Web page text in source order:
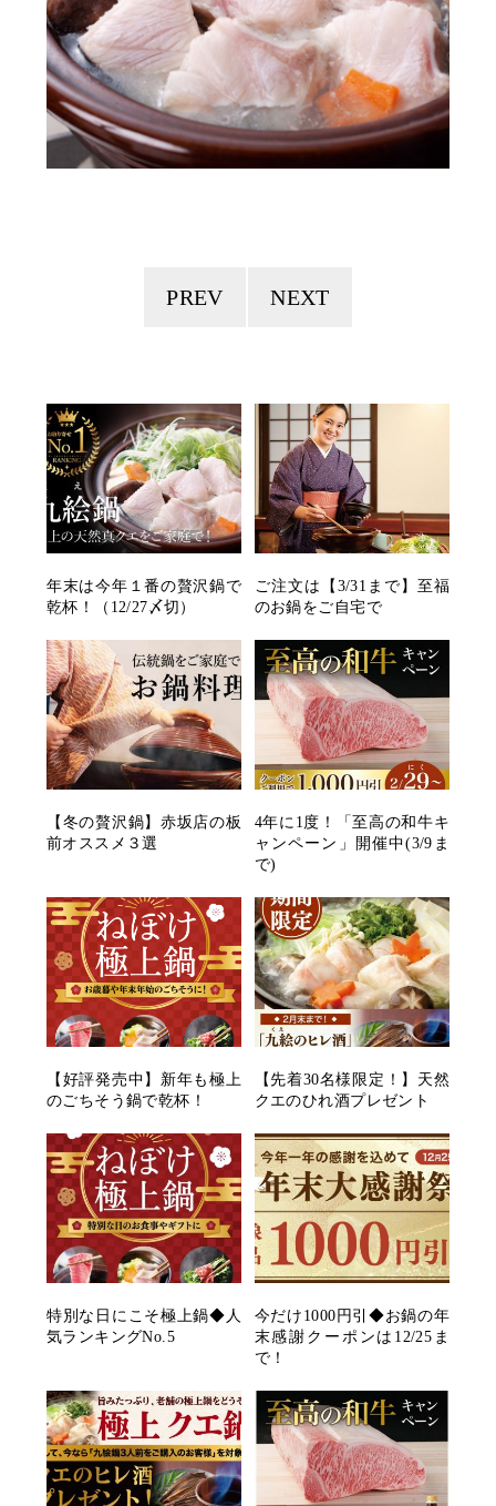
PREV NEXT
年末は今年１番の贅沢鍋で
乾杯！（12/27〆切）
ご注文は【3/31まで】至福
のお鍋をご自宅で
【冬の贅沢鍋】赤坂店の板
前オススメ３選
4年に1度！「至高の和牛キ
ャンペーン」開催中(3/9ま
で)
【好評発売中】新年も極上
のごちそう鍋で乾杯！
【先着30名様限定！】天然
クエのひれ酒プレゼント
特別な日にこそ極上鍋◆人
気ランキングNo.5
今だけ1000円引◆お鍋の年
末感謝クーポンは12/25ま
で！